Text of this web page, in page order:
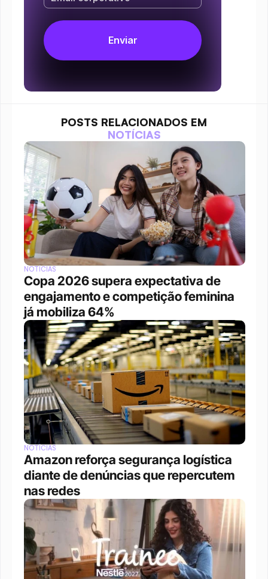
POSTS RELACIONADOS EM
NOTÍCIAS
NOTÍCIAS
Copa 2026 supera expectativa de
engajamento e competição feminina
já mobiliza 64%
NOTÍCIAS
Amazon reforça segurança logística
diante de denúncias que repercutem
nas redes